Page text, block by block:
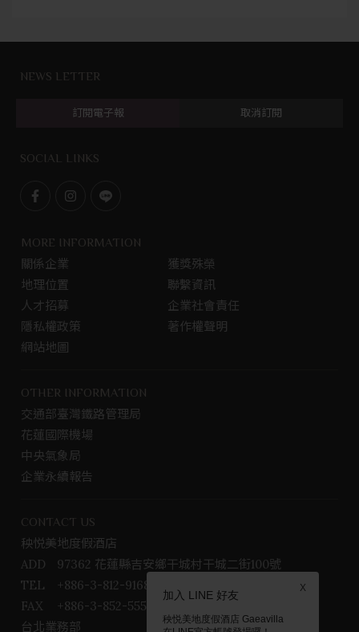
NEWS LETTER
訂閱電子報 取消訂閱
SOCIAL LINKS
F
c
b
o
o
k
專
頁
I
s
m
L
n
MORE INFORMATION
關係企業
獲獎殊榮
地理位置
聯繫資訊
人才招募
企業社會責任
隱私權政策
著作權聲明
網站地圖
OTHER INFORMATION
交通部臺灣鐵路管理局
花蓮國際機場
中央氣象局
企業永續報告
CONTACT US
秧悦美地度假酒店
ADD
97362 花蓮縣吉安鄉干城村干城二街100號
TEL
+886-3-812-9168
FAX
+886-3-852-5559
台北業務部
X
加入 LINE 好友
秧悦美地度假酒店 Gaeavilla